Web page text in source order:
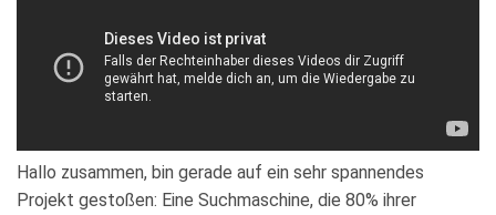
Hallo zusammen, bin gerade auf ein sehr spannendes
Projekt gestoßen: Eine Suchmaschine, die 80% ihrer